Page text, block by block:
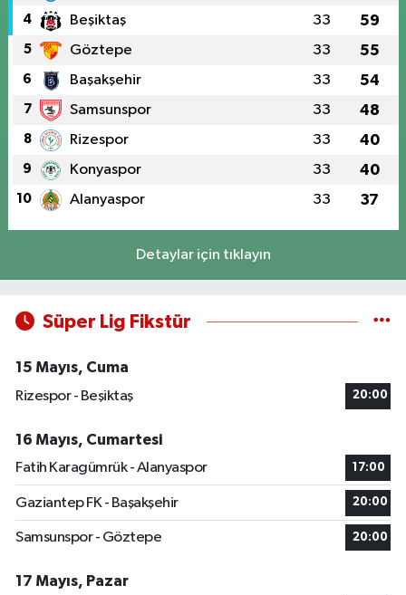
4 Beşiktaş 33 59
5 Göztepe 33 55
6 Başakşehir 33 54
7 Samsunspor 33 48
8 Rizespor 33 40
9 Konyaspor 33 40
10 Alanyaspor 33 37
Detaylar için tıklayın
Süper Lig Fikstür
15 Mayıs, Cuma
Rizespor - Beşiktaş
20:00
16 Mayıs, Cumartesi
Fatih Karagümrük - Alanyaspor
17:00
Gaziantep FK - Başakşehir 20:00
Samsunspor - Göztepe 20:00
17 Mayıs, Pazar